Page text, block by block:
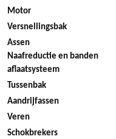
Motor
Versnellingsbak
Assen
Naafreductie en banden
aflaatsysteem
Tussenbak
Aandrijfassen
Veren
Schokbrekers